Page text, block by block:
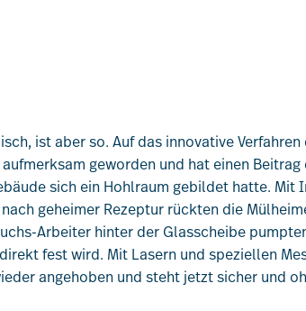
ist aber so. Auf das innovative Verfahren
geworden und hat einen
sich ein Hohlraum gebildet hatte. Mit
geheimer Rezeptur rückten die
Arbeiter hinter der Glasscheibe
fest wird. Mit Lasern und speziellen
angehoben und steht jetzt sicher und